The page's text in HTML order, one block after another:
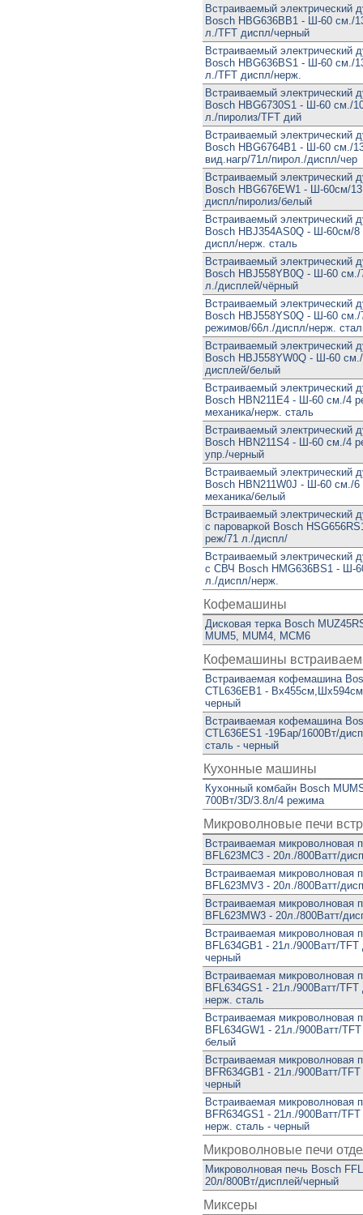
Встраиваемый электрический
Bosch HBG636BB1 - Ш-60 см./
л./TFT диспл/черный
Встраиваемый электрический
Bosch HBG636BS1 - Ш-60 см./
л./TFT диспл/нерж.
Встраиваемый электрический
Bosch HBG6730S1 - Ш-60 см./
л./пиролиз/TFT дий
Встраиваемый электрический
Bosch HBG6764B1 - Ш-60 см./
вид.нагр/71л/пирол./диспл/чер
Встраиваемый электрический
Bosch HBG676EW1 - Ш-60см/
диспл/пиролиз/белый
Встраиваемый электрический
Bosch HBJ354AS0Q - Ш-60см/
диспл/нерж. сталь
Встраиваемый электрический
Bosch HBJ558YB0Q - Ш-60
л./дисплей/чёрный
Встраиваемый электрический
Bosch HBJ558YS0Q - Ш-60 см./
режимов/66л./диспл/нерж.
Встраиваемый электрический
Bosch HBJ558YW0Q - Ш-60
дисплей/белый
Встраиваемый электрический
Bosch HBN211E4 - Ш-60 см./4
механика/нерж. сталь
Встраиваемый электрический
Bosch HBN211S4 - Ш-60 см./4
упр./черный
Встраиваемый электрический
Bosch HBN211W0J - Ш-60 см./
механика/белый
Встраиваемый электрический
с пароваркой Bosch
реж/71 л./диспл/
Встраиваемый электрический
с СВЧ Bosch HMG636BS1 - Ш-
л./диспл/нерж.
Кофемашины
Дисковая терка Bosch
MUM5, MUM4, MCM6
Кофемашины
Встраиваемая кофемашина
CTL636EB1 -
черный
Встраиваемая кофемашина
CTL636ES1 -19Бар/1600Вт/
сталь - черный
Кухонные машины
Кухонный комбайн Bosch
700Вт/3D/3.8л/4 режима
Микроволновые печи
Встраиваемая микроволновая
BFL623MC3 - 20л./800Ватт/
Встраиваемая микроволновая
BFL623MV3 - 20л./800Ватт/
Встраиваемая микроволновая
BFL623MW3 - 20л./800Ватт/
Встраиваемая микроволновая
BFL634GB1 - 21л./900Ватт/TFT
черный
Встраиваемая микроволновая
BFL634GS1 - 21л./900Ватт/TFT
нерж. сталь
Встраиваемая микроволновая
BFL634GW1 - 21л./900Ватт/
белый
Встраиваемая микроволновая
BFR634GB1 - 21л./900Ватт/
черный
Встраиваемая микроволновая
BFR634GS1 - 21л./900Ватт/
нерж. сталь - черный
Микроволновые печи
Микроволновая печь Bosch
20л/800Вт/дисплей/черный
Миксеры